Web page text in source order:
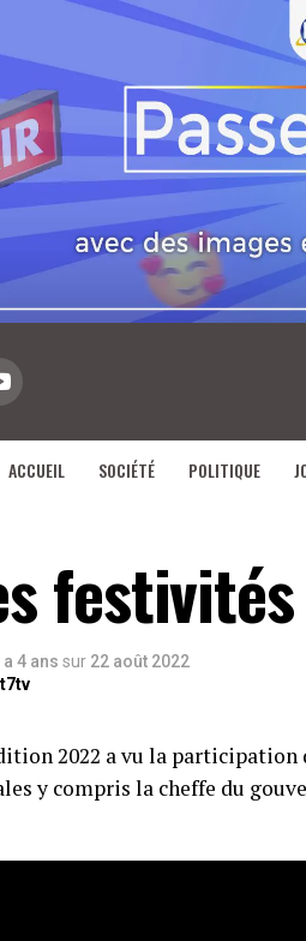
ACCUEIL SOCIÉTÉ POLITIQUE
a 4 ans sur 22 août 2022
2022 a vu la
y compris la cheffe du